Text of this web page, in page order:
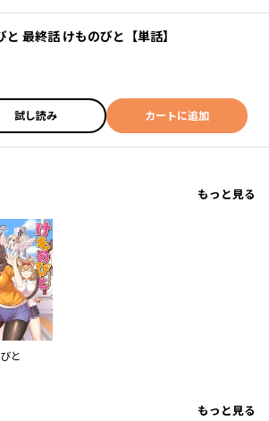
と 最終話 けものびと【単話】
試し読み カートに追加
もっと見る
と
もっと見る